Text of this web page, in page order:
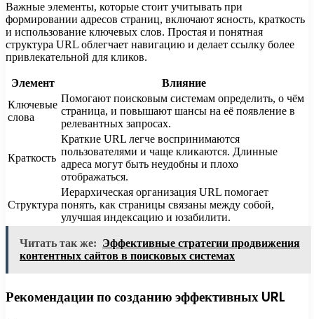
Важные элементы, которые стоит учитывать при
формировании адресов страниц, включают ясность, краткость
и использование ключевых слов. Простая и понятная
структура URL облегчает навигацию и делает ссылку более
привлекательной для кликов.
Элемент
Влияние
Ключевые
слова
Помогают поисковым системам определить, о чём
страница, и повышают шансы на её появление в
релевантных запросах.
Краткость
Краткие URL легче воспринимаются
пользователями и чаще кликаются. Длинные
адреса могут быть неудобны и плохо
отображаться.
Структура
Иерархическая организация URL помогает
понять, как страницы связаны между собой,
улучшая индексацию и юзабилити.
Читать так же: Эффективные стратегии продвижения
контентных сайтов в поисковых системах
Рекомендации по созданию эффективных URL